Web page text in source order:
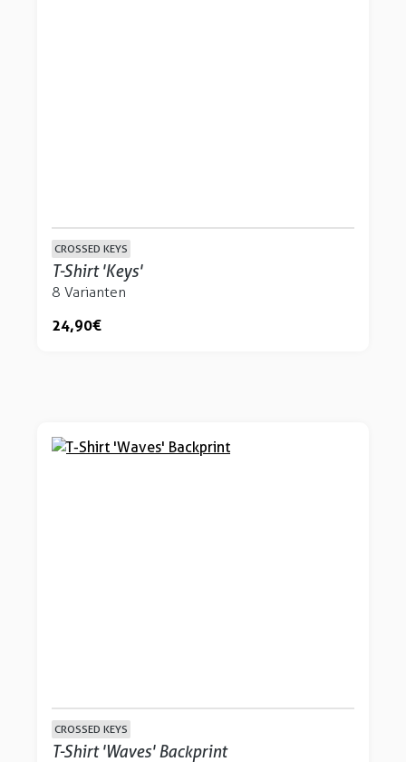
CROSSED KEYS
T-Shirt 'Keys'
8 Varianten
24,90 €
CROSSED KEYS
T-Shirt 'Waves' Backprint